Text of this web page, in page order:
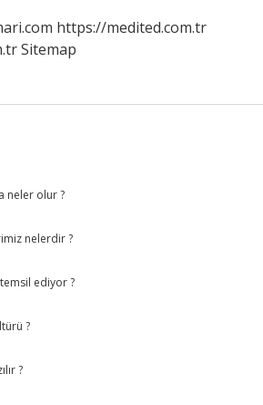
https://medited.com.tr
Sitemap
neler olur ?
nelerdir ?
ediyor ?
?
?